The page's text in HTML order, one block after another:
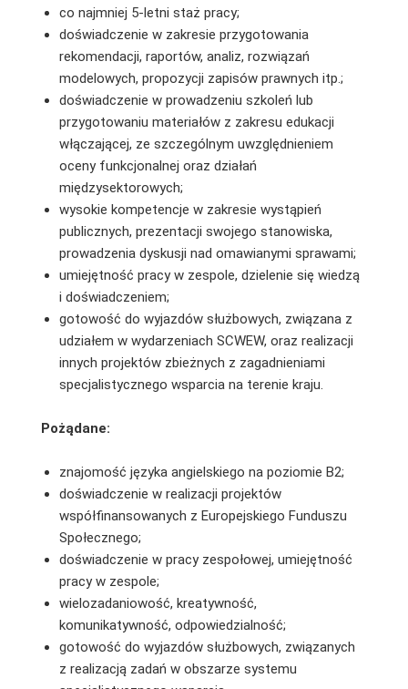
co najmniej 5-letni staż pracy;
doświadczenie w zakresie przygotowania
rekomendacji, raportów, analiz, rozwiązań
modelowych, propozycji zapisów prawnych itp.;
doświadczenie w prowadzeniu szkoleń lub
przygotowaniu materiałów z zakresu edukacji
włączającej, ze szczególnym uwzględnieniem
oceny funkcjonalnej oraz działań
międzysektorowych;
wysokie kompetencje w zakresie wystąpień
publicznych, prezentacji swojego stanowiska,
prowadzenia dyskusji nad omawianymi sprawami;
umiejętność pracy w zespole, dzielenie się wiedzą
i doświadczeniem;
gotowość do wyjazdów służbowych, związana z
udziałem w wydarzeniach SCWEW, oraz realizacji
innych projektów zbieżnych z zagadnieniami
specjalistycznego wsparcia na terenie kraju.
Pożądane:
znajomość języka angielskiego na poziomie B2;
doświadczenie w realizacji projektów
współfinansowanych z Europejskiego Funduszu
Społecznego;
doświadczenie w pracy zespołowej, umiejętność
pracy w zespole;
wielozadaniowość, kreatywność,
komunikatywność, odpowiedzialność;
gotowość do wyjazdów służbowych, związanych
z realizacją zadań w obszarze systemu